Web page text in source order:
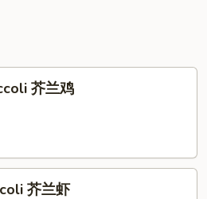
芥兰鸡
芥兰虾